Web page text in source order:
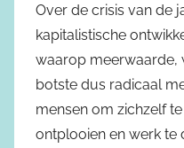
Over de crisis van de
kapitalistische
waarop meerwaarde,
botste dus radicaal
mensen om zichzelf
ontplooien en werk te